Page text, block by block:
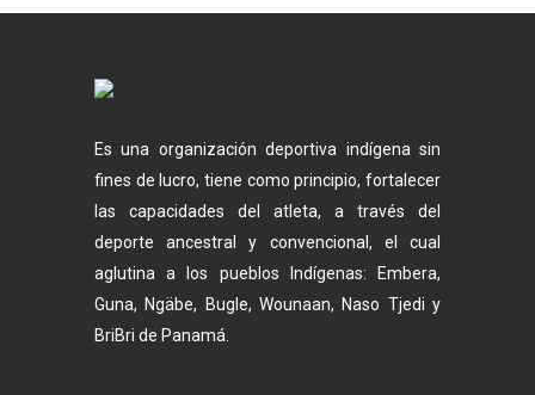
Es una organización deportiva indígena sin
fines de lucro, tiene como principio, fortalecer
las capacidades del atleta, a través del
deporte ancestral y convencional, el cual
aglutina a los pueblos Indígenas: Embera,
Guna, Ngäbe, Bugle, Wounaan, Naso Tjedi y
BriBri de Panamá.